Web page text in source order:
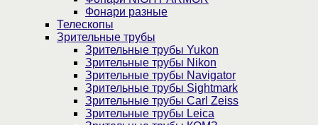
Фонари разные
Телескопы
Зрительные трубы
Зрительные трубы Yukon
Зрительные трубы Nikon
Зрительные трубы Navigator
Зрительные трубы Sightmark
Зрительные трубы Carl Zeiss
Зрительные трубы Leica